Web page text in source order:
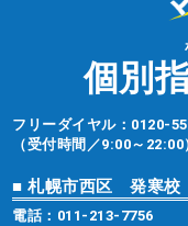
個別
フリーダイヤル： 0120-
（受付時間／9:00～22:00
■ 札幌市西区 発寒校
電話： 011-213-7756